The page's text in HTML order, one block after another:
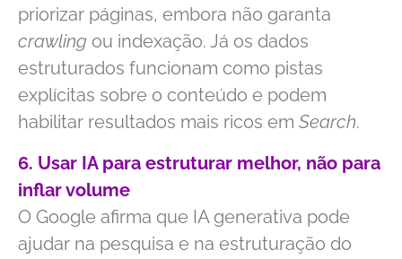
priorizar páginas, embora não garanta
crawling ou indexação. Já os dados
estruturados funcionam como pistas
explícitas sobre o conteúdo e podem
habilitar resultados mais ricos em Search.
6. Usar IA para estruturar melhor, não para
inflar volume
O Google afirma que IA generativa pode
ajudar na pesquisa e na estruturação do